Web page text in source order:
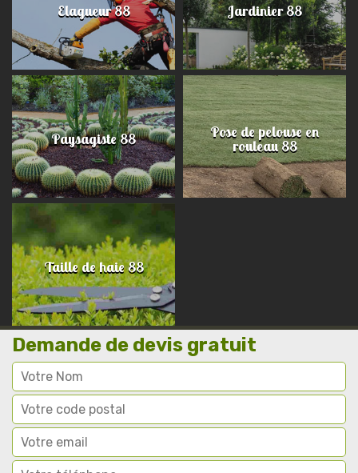
Elagueur 88 Jardinier 88
Paysagiste 88 Pose de pelouse en
rouleau 88
Taille de haie 88
Demande de devis gratuit